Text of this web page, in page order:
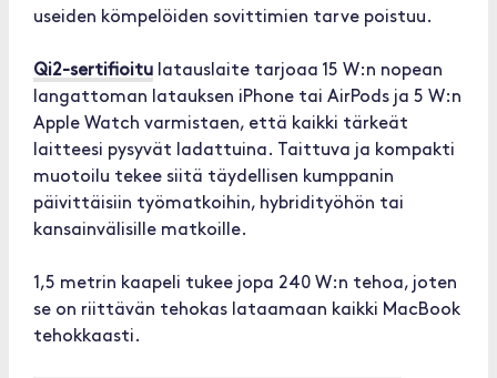
useiden kömpelöiden sovittimien tarve poistuu.
Qi2-sertifioitu latauslaite tarjoaa 15 W:n nopean
langattoman latauksen iPhone tai AirPods ja 5 W:n
Apple Watch varmistaen, että kaikki tärkeät
laitteesi pysyvät ladattuina. Taittuva ja kompakti
muotoilu tekee siitä täydellisen kumppanin
päivittäisiin työmatkoihin, hybridityöhön tai
kansainvälisille matkoille.
1,5 metrin kaapeli tukee jopa 240 W:n tehoa, joten
se on riittävän tehokas lataamaan kaikki MacBook
tehokkaasti.